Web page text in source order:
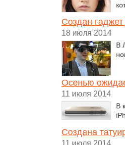
Создан
18 июля 2014
В
Осенью
11 июля 2014
В
Создана
11 июля 2014